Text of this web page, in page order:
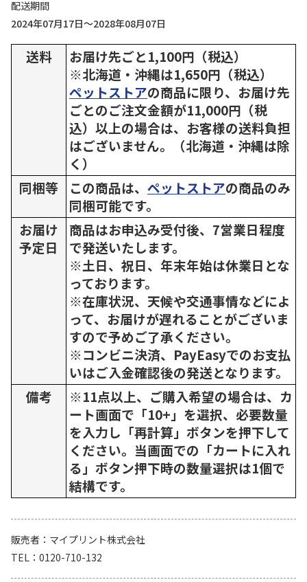
配送期間
2024年07月17日～2028年08月07日
送料
お届け先ごと1,100円（税込）
※北海道・沖縄は1,650円（税込）
ペットストアの商品に限り、お届け先
ごとのご注文金額が11,000円（税
込）以上の場合は、お客様の送料負担
はございません。（北海道・沖縄は除
く）
同梱等
この商品は、 ペットストアの商品のみ
同梱可能です。
お届け
予定日
商品はお申込み受付後、7営業日程度
で発送いたします。
※土日、祝日、年末年始は休業日とな
っております。
※在庫状況、天候や交通事情などによ
って、お届けが遅れることがございま
すので予めご了承ください。
※コンビニ決済、PayEasyでのお支払
いはご入金確認後の発送となります。
備考
※11点以上、ご購入希望の場合は、カ
ート画面で「10+」を選択、必要数量
を入力し「再計算」ボタンを押下して
ください。当画面での「カートに入れ
る」ボタン押下時の数量選択は1個で
結構です。
販売者
マイプリント株式会社
TEL
0120-710-132